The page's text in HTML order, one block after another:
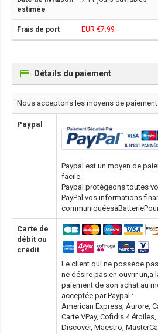
EUR €7.99
Détails du paiement
Nous acceptons les moyens de
Paypal
Paypal est un moyen de
facile.
Paypal protégeons toutes
PayPal vos informations
Carte de
débit ou
crédit
Le client qui ne possède
ne désire pas en ouvrir
paiement de son achat au
acceptée par Paypal :
American Express, Aurore,
Carte VPay, Cofidis 4
Discover, Maestro,